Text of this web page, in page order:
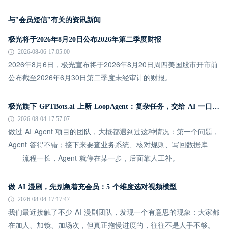
与"会员短信"有关的资讯新闻
极光将于2026年8月20日公布2026年第二季度财报
2026-08-06 17:05:00
2026年8月6日，极光宣布将于2026年8月20日周四美国股市开市前
公布截至2026年6月30日第二季度未经审计的财报。
极光旗下 GPTBots.ai 上新 LoopAgent：复杂任务，交给 AI 一口气跑完
2026-08-04 17:57:07
做过 AI Agent 项目的团队，大概都遇到过这种情况：第一个问题，
Agent 答得不错；接下来要查业务系统、核对规则、写回数据库
——流程一长，Agent 就停在某一步，后面靠人工补。
做 AI 漫剧，先别急着充会员：5 个维度选对视频模型
2026-08-04 17:17:47
我们最近接触了不少 AI 漫剧团队，发现一个有意思的现象：大家都
在加人、加镜、加场次，但真正拖慢进度的，往往不是人手不够。